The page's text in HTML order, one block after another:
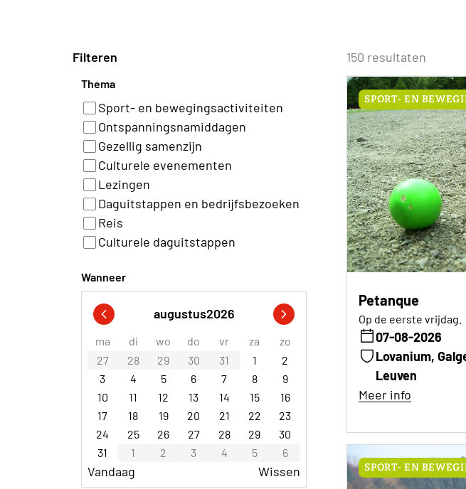
Filteren
Thema
Sport- en bewegingsactiviteiten
Ontspanningsnamiddagen
Gezellig samenzijn
Culturele evenementen
Lezingen
Daguitstappen en bedrijfsbezoeken
Reis
Culturele daguitstappen
Wanneer
augustus2026
ma di wo do vr za
zo
27
28 29 30 31 1
2
3
4 5 6 7 8
9
10
11 12 13 14 15
16
17
18 19 20 21 22
23
24
25 26 27 28 29
30
31
1 2 3 4 5 6
Vandaag Wissen
150 resultaten
SPORT- EN
Petanque
Op de eerste vrijdag.
07-08-2026
Lovanium,
Leuven
Meer info
SPORT- EN